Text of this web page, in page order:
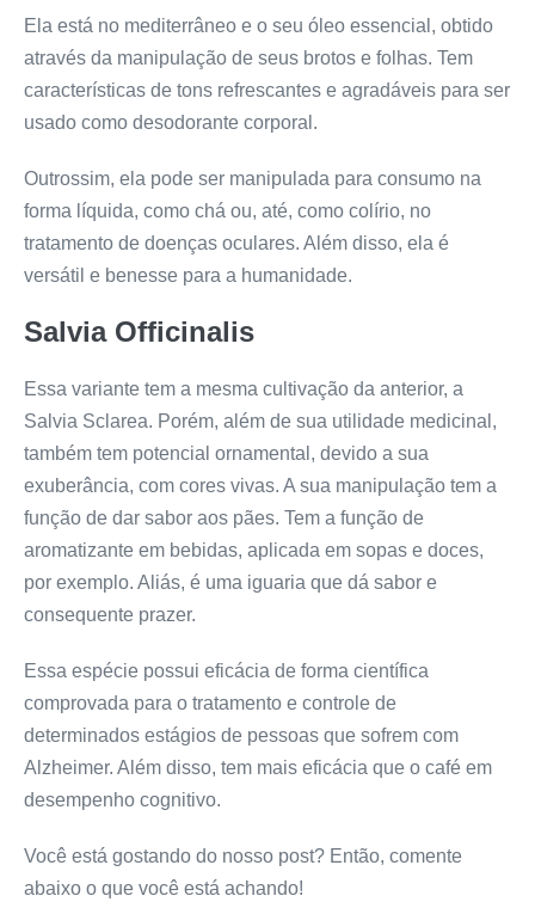
Ela está no mediterrâneo e o seu óleo essencial, obtido
através da manipulação de seus brotos e folhas. Tem
características de tons refrescantes e agradáveis para ser
usado como desodorante corporal.
Outrossim, ela pode ser manipulada para consumo na
forma líquida, como chá ou, até, como colírio, no
tratamento de doenças oculares. Além disso, ela é
versátil e benesse para a humanidade.
Salvia Officinalis
Essa variante tem a mesma cultivação da anterior, a
Salvia Sclarea. Porém, além de sua utilidade medicinal,
também tem potencial ornamental, devido a sua
exuberância, com cores vivas. A sua manipulação tem a
função de dar sabor aos pães. Tem a função de
aromatizante em bebidas, aplicada em sopas e doces,
por exemplo. Aliás, é uma iguaria que dá sabor e
consequente prazer.
Essa espécie possui eficácia de forma científica
comprovada para o tratamento e controle de
determinados estágios de pessoas que sofrem com
Alzheimer. Além disso, tem mais eficácia que o café em
desempenho cognitivo.
Você está gostando do nosso post? Então, comente
abaixo o que você está achando!